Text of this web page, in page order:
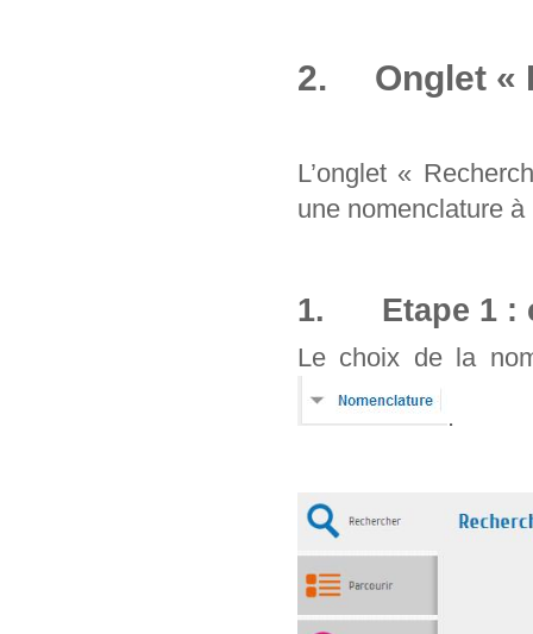
2. Onglet «
L’onglet «
une nomenclature
1. Etape 1 :
Le choix de la
.